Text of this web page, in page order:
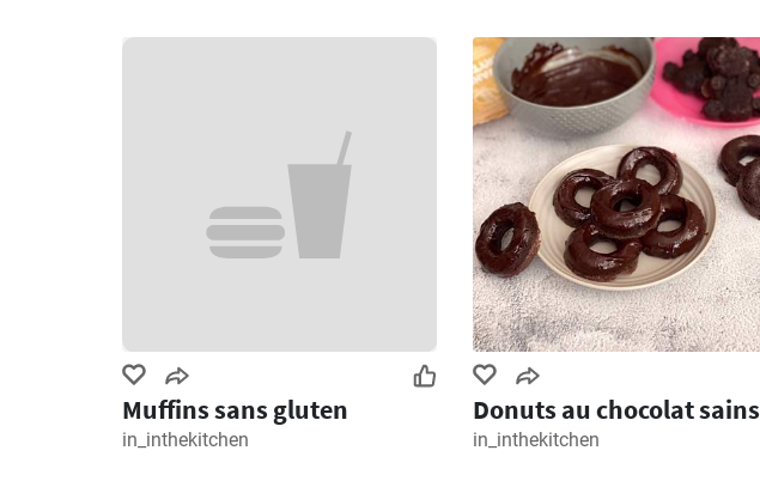
Muffins sans gluten
in_inthekitchen
Donuts au chocolat sains
in_inthekitchen